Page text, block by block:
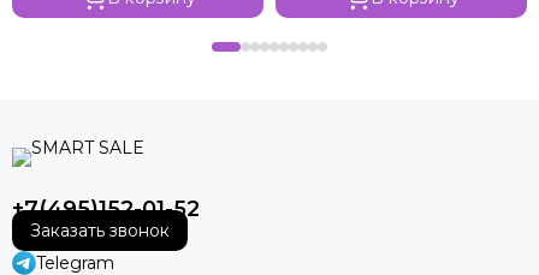
+7(495)152-01-52
Заказать звонок
Telegram